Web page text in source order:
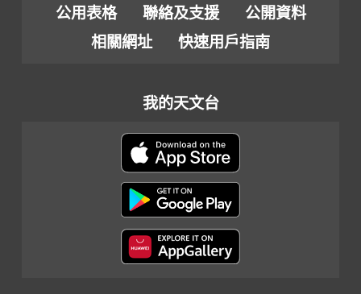
公用表格 聯絡及支援
公開資料
相關網址
快速用戶指南
我的天文台